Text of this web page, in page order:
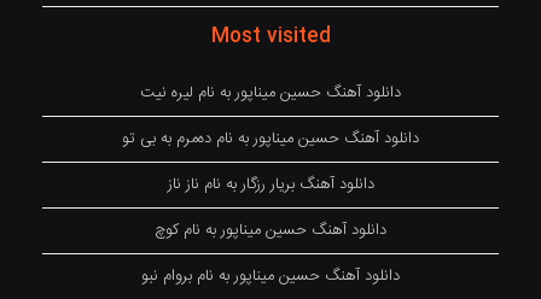
Most visited
دانلود آهنگ حسین میناپور به نام لیره نیت
دانلود آهنگ حسین میناپور به نام دەمرم بە بی تو
دانلود آهنگ بریار رزگار به نام ناز ناز
دانلود آهنگ حسین میناپور به نام کوچ
دانلود آهنگ حسین میناپور به نام بروام نبو